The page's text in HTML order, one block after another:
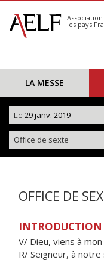
S'abonner
Calendrier
les pays
LA MESSE
Le 29 janv. 2019
Office de sexte
OFFICE DE
INTRODUCTION
V/ Dieu, viens à
R/ Seigneur, à notre